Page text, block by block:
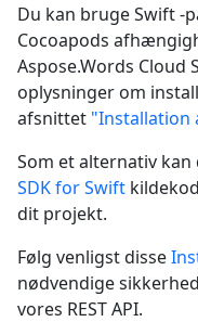
Du kan bruge Swift -
Cocoapods
Aspose.Words Cloud
oplysninger om
afsnittet "Installation
Som et alternativ kan
SDK for Swift
dit projekt.
Følg venligst disse
nødvendige
vores REST API.